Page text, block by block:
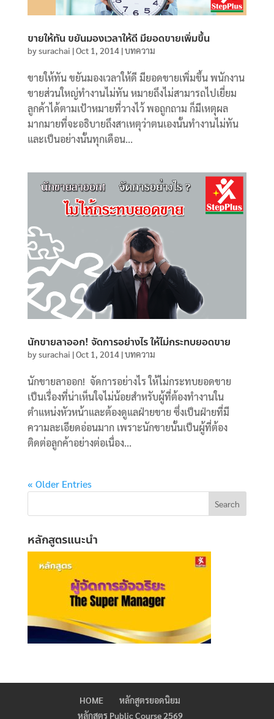
ขายให้ทัน ขยันมองเวลาให้ดี มียอดขายเพิ่มขึ้น
bysurachai |Oct 1, 2014|บทความ
ขายให้ทัน ขยันมองเวลาให้ดี มียอดขายเพิ่มขึ้น พนักงาน
ขายส่วนใหญ่ทำงานไม่ทัน หมายถึงไม่สามารถไปเยี่ยม
ลูกค้าได้ตามเป้าหมายที่วางไว้ พอถูกถาม ก็มีเหตุผล
มากมายที่จะอธิบายถึงสาเหตุว่าตนเองนั้นทำงานไม่ทัน
และเป็นอย่างนั้นทุกเดือน...
นักขายลาออก! จัดการอย่างไร ให้ไม่กระทบยอดขาย
bysurachai |Oct 1, 2014|บทความ
นักขายลาออก! จัดการอย่างไร ให้ไม่กระทบยอดขาย
เป็นเรื่องที่น่าเห็นใจไม่น้อยสำหรับผู้ที่ต้องทำงานใน
ตำแหน่งหัวหน้าและต้องดูแลฝ่ายขาย ซึ่งเป็นฝ่ายที่มี
ความละเอียดอ่อนมาก เพราะนักขายนั้นเป็นผู้ที่ต้อง
ติดต่อลูกค้าอย่างต่อเนื่อง...
« Older Entries
หลักสูตรแนะนำ
HOME
หลักสูตรยอดนิยม
หลักสูตร Public Course 2569